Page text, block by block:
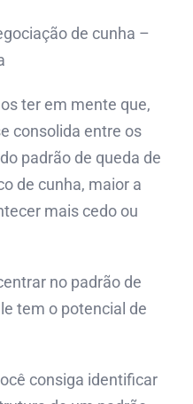
de cunha –
ter em mente que,
consolida entre os
padrão de queda de
de cunha, maior a
mais cedo ou
no padrão de
tem o potencial de
consiga identificar